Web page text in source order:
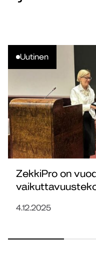
Uutinen
ZekkiPro on
4.12.2025